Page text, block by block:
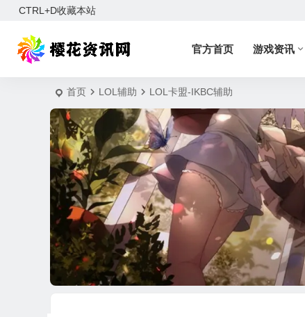
CTRL+D收藏本站
官方首页 游戏资讯
首页 LOL辅助 LOL卡盟-IKBC辅助